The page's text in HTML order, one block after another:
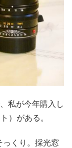
私が今年購入し
）がある。
っくり。採光窓